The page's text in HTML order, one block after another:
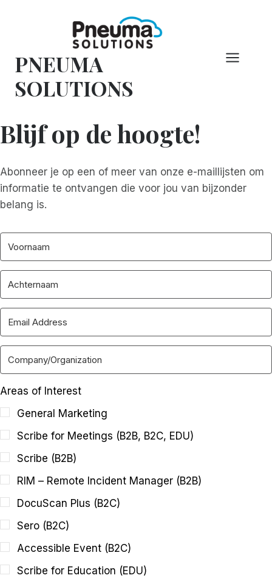
PNEUMA
SOLUTIONS
Blijf op de hoogte!
Abonneer je op een of meer van onze e-maillijsten om
informatie te ontvangen die voor jou van bijzonder
belang is.
Areas of Interest
General Marketing
Scribe for Meetings (B2B, B2C, EDU)
Scribe (B2B)
RIM – Remote Incident Manager (B2B)
DocuScan Plus (B2C)
Sero (B2C)
Accessible Event (B2C)
Scribe for Education (EDU)